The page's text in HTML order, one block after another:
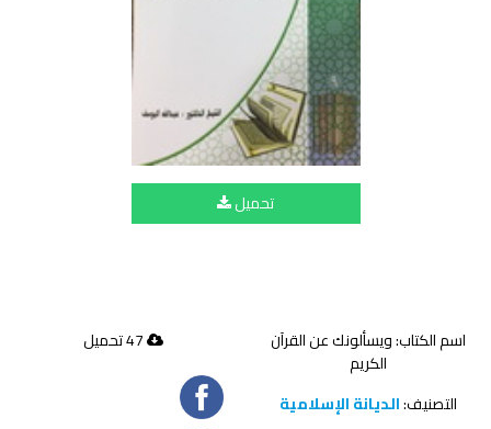
تحميل
اسم الكتاب: ويسألونك عن القرآن
الكريم
التصنيف:الديانة الإسلامية